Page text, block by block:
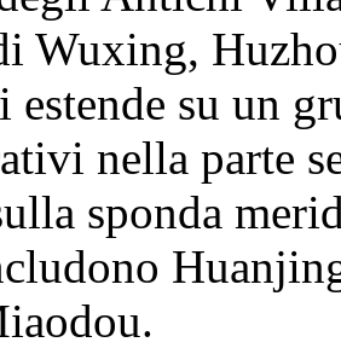
Wuxing,
estende su un
nella parte
sponda